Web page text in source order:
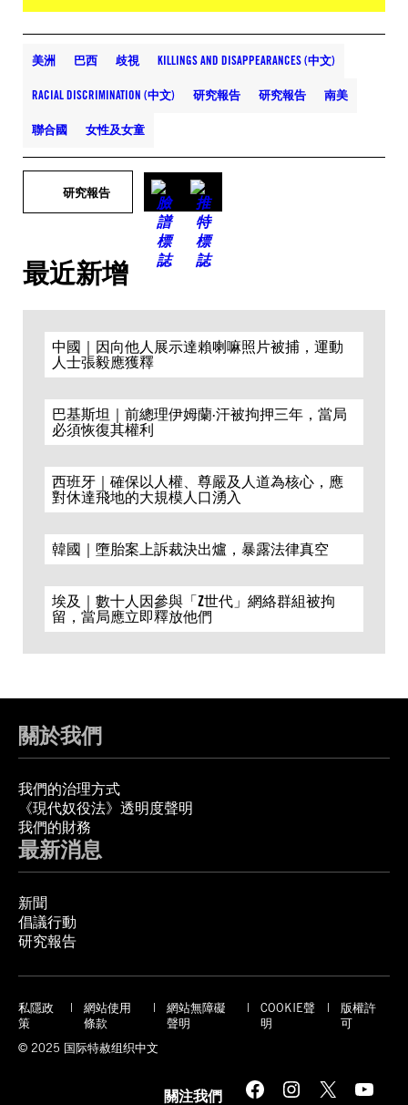
美洲 巴西 歧視 KILLINGS AND DISAPPEARANCES (中文)
RACIAL DISCRIMINATION (中文) 研究報告 研究報告 南美
聯合國 女性及女童
研究報告
最近新增
中國｜因向他人展示達賴喇嘛照片被捕，運動
人士張毅應獲釋
巴基斯坦｜前總理伊姆蘭·汗被拘押三年，當局
必須恢復其權利
西班牙｜確保以人權、尊嚴及人道為核心，應
對休達飛地的大規模人口湧入
韓國｜墮胎案上訴裁決出爐，暴露法律真空
埃及｜數十人因參與「Z世代」網絡群組被拘
留，當局應立即釋放他們
關於我們
我們的治理方式
《現代奴役法》透明度聲明
我們的財務
最新消息
新聞
倡議行動
研究報告
私隱政
策
網站使用
條款
網站無障礙
聲明
COOKIE聲
明
版權許
可
© 2025 国际特赦组织中文
關注我們 Facebook Instagram X YouTube